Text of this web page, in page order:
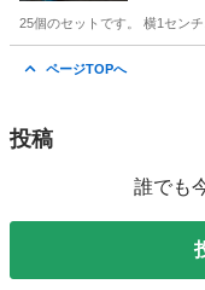
25個のセットです。 横1セン
ページTOPへ
投稿
誰でも